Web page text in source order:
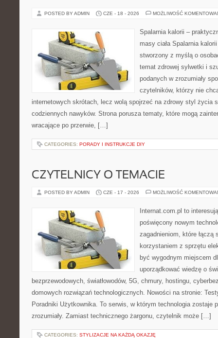
POSTED BY ADMIN CZE - 18 - 2026 MOŻLIWOŚĆ
Spalarnia kalorii –
masy ciała Spalarnia
stworzony z myślą o
temat zdrowej sylwetki i
podanych w zrozumiały
czytelników, którzy nie
internetowych skrótach, lecz wolą spojrzeć na zdrowy styl życia
codziennych nawyków. Strona porusza tematy, które mogą
wracające po przerwie, […]
CATEGORIES: PORADY I INSTRUKCJE DIY
CZYTELNICY O TEMACIE
POSTED BY ADMIN CZE - 17 - 2026 MOŻLIWOŚĆ
Internat.com.pl to
poświęcony nowym
zagadnieniom, które łączą
korzystaniem z sprzętu
być wygodnym miejscem
uporządkować wiedzę o
bezprzewodowych, światłowodów, 5G, chmury, hostingu,
domowych rozwiązań technologicznych. Nowości na stronie:
Poradniki Użytkownika. To serwis, w którym technologia zostaje
zrozumiały. Zamiast technicznego żargonu, czytelnik może […]
CATEGORIES: STYLIZACJE NA KAŻDĄ OKAZJĘ